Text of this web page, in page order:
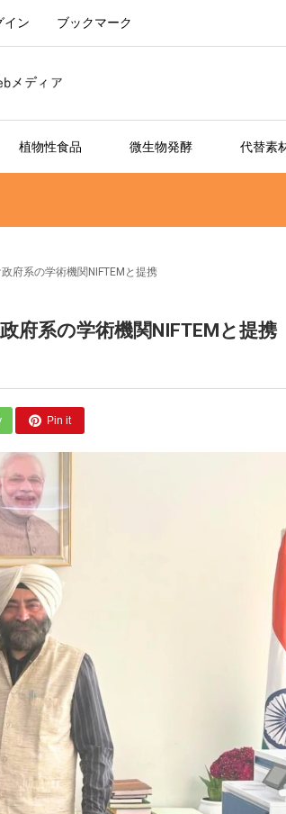
イン ブックマーク
植物性食品 微生物発酵 代替素
府系の学術機関NIFTEMと提携
府系の学術機関NIFTEMと提携
Pin it